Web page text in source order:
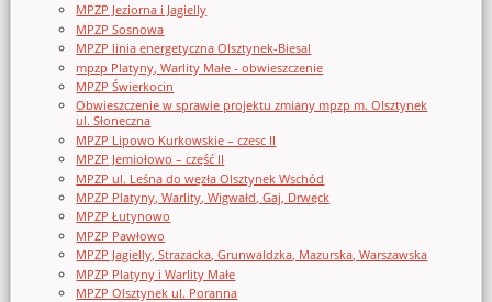
MPZP Jeziorna i Jagielly
MPZP Sosnowa
MPZP linia energetyczna Olsztynek-Biesal
mpzp Platyny, Warlity Małe - obwieszczenie
MPZP Świerkocin
Obwieszczenie w sprawie projektu zmiany mpzp m. Olsztynek
ul. Słoneczna
MPZP Lipowo Kurkowskie – czesc II
MPZP Jemiołowo – część II
MPZP ul. Leśna do węzła Olsztynek Wschód
MPZP Platyny, Warlity, Wigwałd, Gaj, Drwęck
MPZP Łutynowo
MPZP Pawłowo
MPZP Jagielly, Strazacka, Grunwaldzka, Mazurska, Warszawska
MPZP Platyny i Warlity Małe
MPZP Olsztynek ul. Poranna